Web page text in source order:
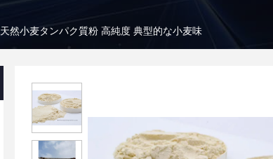
天然小麦タンパク質粉 高純度 典型的な小麦味